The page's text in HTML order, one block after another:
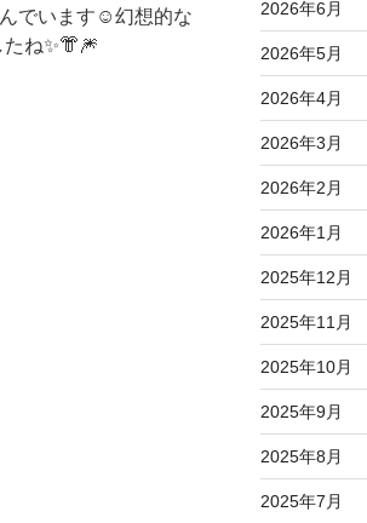
でいます☺️幻想的な
ね✨👘🎆
2026年6月
2026年5月
2026年4月
2026年3月
2026年2月
2026年1月
2025年12月
2025年11月
2025年10月
2025年9月
2025年8月
2025年7月